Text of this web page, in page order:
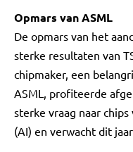
Opmars van ASML
De opmars van het
sterke resultaten van
chipmaker, een
ASML, profiteerde
sterke vraag naar
(AI) en verwacht dit